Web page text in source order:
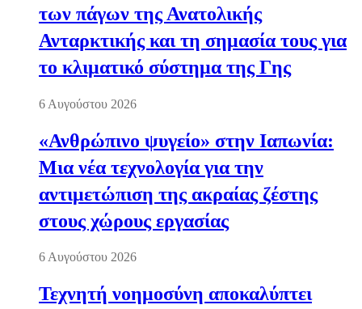
των πάγων της Ανατολικής
Ανταρκτικής και τη σημασία τους για
το κλιματικό σύστημα της Γης
6 Αυγούστου 2026
«Ανθρώπινο ψυγείο» στην Ιαπωνία:
Μια νέα τεχνολογία για την
αντιμετώπιση της ακραίας ζέστης
στους χώρους εργασίας
6 Αυγούστου 2026
Τεχνητή νοημοσύνη αποκαλύπτει